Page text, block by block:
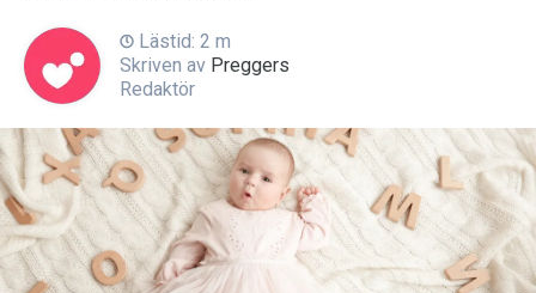
Lästid: 2 m
Skriven av Preggers
Redaktör